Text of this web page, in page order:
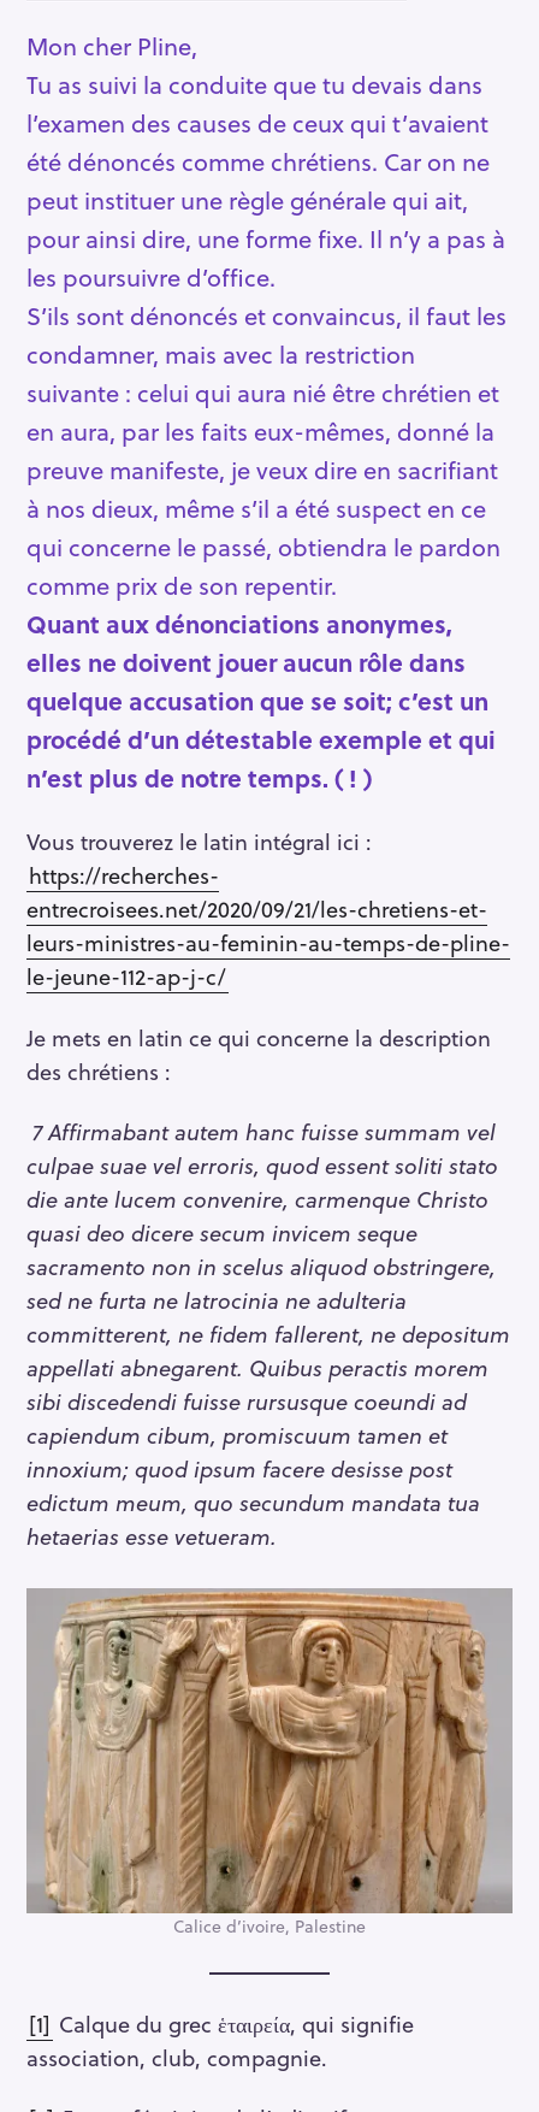
Mon cher Pline,
Tu as suivi la conduite que tu devais dans
l’examen des causes de ceux qui t’avaient
été dénoncés comme chrétiens. Car on ne
peut instituer une règle générale qui ait,
pour ainsi dire, une forme fixe. Il n’y a pas à
les poursuivre d’office.
S’ils sont dénoncés et convaincus, il faut les
condamner, mais avec la restriction
suivante : celui qui aura nié être chrétien et
en aura, par les faits eux-mêmes, donné la
preuve manifeste, je veux dire en sacrifiant
à nos dieux, même s’il a été suspect en ce
qui concerne le passé, obtiendra le pardon
comme prix de son repentir.
Quant aux dénonciations anonymes,
elles ne doivent jouer aucun rôle dans
quelque accusation que se soit; c’est un
procédé d’un détestable exemple et qui
n’est plus de notre temps. ( ! )
Vous trouverez le latin intégral ici :
https://recherches-
entrecroisees.net/2020/09/21/les-chretiens-et-
leurs-ministres-au-feminin-au-temps-de-pline-
le-jeune-112-ap-j-c/
Je mets en latin ce qui concerne la description
des chrétiens :
7 Affirmabant autem hanc fuisse summam vel
culpae suae vel erroris, quod essent soliti stato
die ante lucem convenire, carmenque Christo
quasi deo dicere secum invicem seque
sacramento non in scelus aliquod obstringere,
sed ne furta ne latrocinia ne adulteria
committerent, ne fidem fallerent, ne depositum
appellati abnegarent. Quibus peractis morem
sibi discedendi fuisse rursusque coeundi ad
capiendum cibum, promiscuum tamen et
innoxium; quod ipsum facere desisse post
edictum meum, quo secundum mandata tua
hetaerias esse vetueram.
Calice d’ivoire, Palestine
[1] Calque du grec ἑταιρεία, qui signifie
association, club, compagnie.